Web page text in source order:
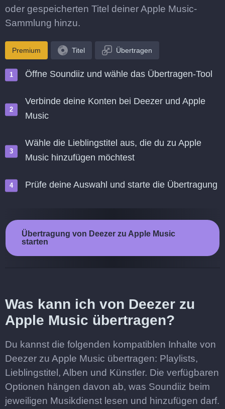
oder gespeicherten Titel deiner Apple Music-
Sammlung hinzu.
Premium Titel Übertragen
Öffne Soundiiz und wähle das Übertragen-Tool
Verbinde deine Konten bei Deezer und Apple
Music
Wähle die Lieblingstitel aus, die du zu Apple
Music hinzufügen möchtest
Prüfe deine Auswahl und starte die Übertragung
Übertragung von Deezer zu Apple Music
starten
Was kann ich von Deezer zu
Apple Music übertragen?
Du kannst die folgenden kompatiblen Inhalte von
Deezer zu Apple Music übertragen: Playlists,
Lieblingstitel, Alben und Künstler. Die verfügbaren
Optionen hängen davon ab, was Soundiiz beim
jeweiligen Musikdienst lesen und hinzufügen darf.